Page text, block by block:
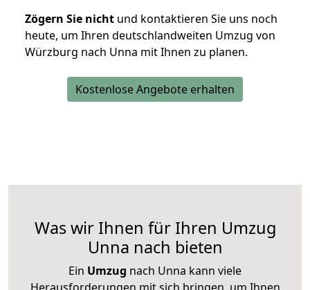
Zögern Sie nicht und kontaktieren Sie uns noch
heute, um Ihren deutschlandweiten Umzug von
Würzburg nach Unna mit Ihnen zu planen.
Kostenlose Angebote erhalten
Was wir Ihnen für Ihren Umzug
Unna nach bieten
Ein Umzug nach Unna kann viele